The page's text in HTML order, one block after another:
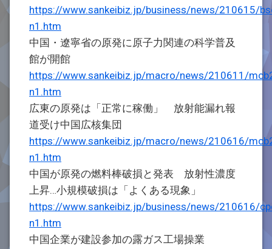
https://www.sankeibiz.jp/business/news/210615/
n1.htm
中国・遼寧省の原発に原子力関連の科学普及
館が開館
https://www.sankeibiz.jp/macro/news/210611/
n1.htm
広東の原発は「正常に稼働」 放射能漏れ報
道受け中国広核集団
https://www.sankeibiz.jp/macro/news/210616/
n1.htm
中国が原発の燃料棒破損と発表 放射性濃度
上昇…小規模破損は「よくある現象」
https://www.sankeibiz.jp/business/news/210616/
n1.htm
中国企業が建設参加の露ガス工場操業